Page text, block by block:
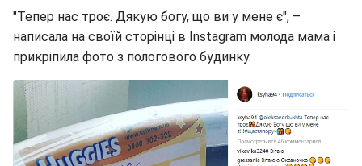
"Тепер нас троє. Дякую богу, що ви у мене є", –
написала на своїй сторінці в Instagram молода мама і
прикріпила фото з пологового будинку.